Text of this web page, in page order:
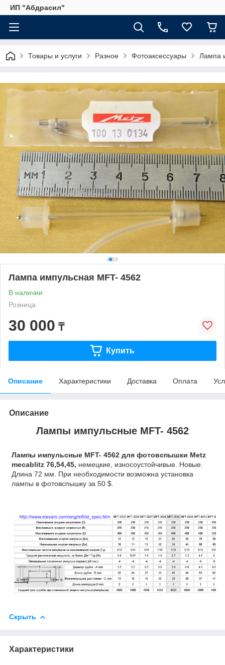
ИП "Абдрасил"
Товары и услуги Разное Фотоаксессуары Лампа
Лампа импульсная MFT- 4562
В наличии
Розница
30 000 ₸
Купить
Описание Характеристики Доставка Оплата
Описание
Лампы импульсные MFT- 4562
Лампы импульсные MFT- 4562 для фотовспышки Metz
mecablitz 76,54,45, немецкие, износоустойчивые. Новые.
Длина 72 мм. При необходимости возможна установка
лампы в фотовспышку за 50 $.
Скрыть
Характеристики